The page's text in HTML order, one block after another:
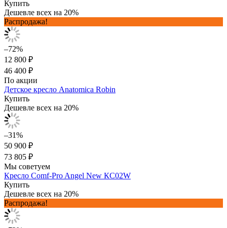
Купить
Дешевле всех на 20%
Распродажа!
–72%
12 800 ₽
46 400 ₽
По акции
Детское кресло Anatomica Robin
Купить
Дешевле всех на 20%
–31%
50 900 ₽
73 805 ₽
Мы советуем
Кресло Comf-Pro Angel New КС02W
Купить
Дешевле всех на 20%
Распродажа!